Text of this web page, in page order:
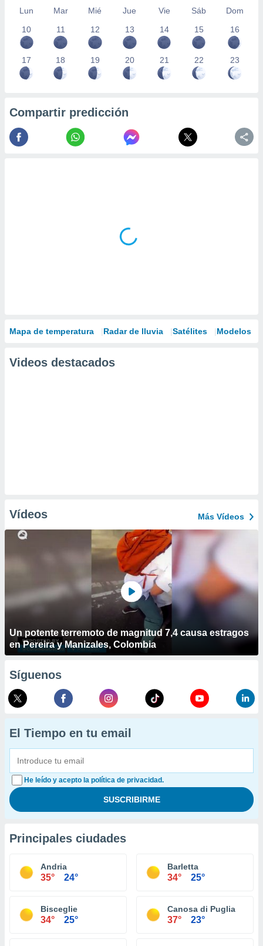
Lun Mar Mié Jue Vie Sáb
Dom
10
11 12 13 14 15 16
17 18 19 20 21 22 23
Compartir predicción
Mapa de temperatura Radar de lluvia Satélites Modelos
Videos destacados
Vídeos Más Vídeos
Un potente terremoto de magnitud 7,4 causa estragos
en Pereira y Manizales, Colombia
Síguenos
El Tiempo en tu email
He leído y acepto la política de privacidad.
Principales ciudades
Andria
35° 24°
Barletta
34° 25°
Bisceglie
34° 25°
Canosa di Puglia
37° 23°